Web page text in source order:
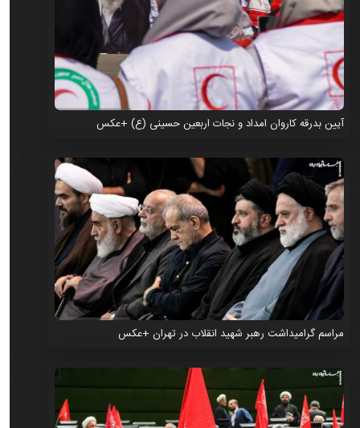
آیین بدرقه کاروان امداد و نجات اربعین حسینی (ع) +عکس
مراسم گرامیداشت رهبر شهید انقلاب در تهران +عکس